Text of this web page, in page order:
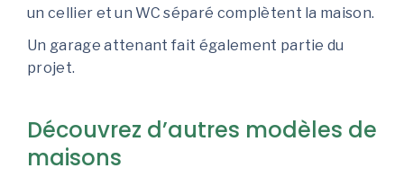
un cellier et un WC séparé complètent la maison.
Un garage attenant fait également partie du
projet.
Découvrez d’autres modèles de
maisons